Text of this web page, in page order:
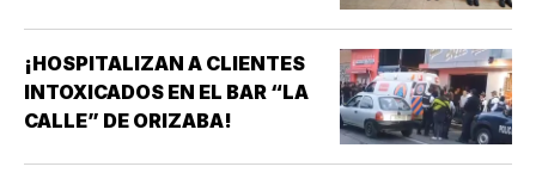
¡HOSPITALIZAN A CLIENTES
INTOXICADOS EN EL BAR “LA
CALLE” DE ORIZABA!